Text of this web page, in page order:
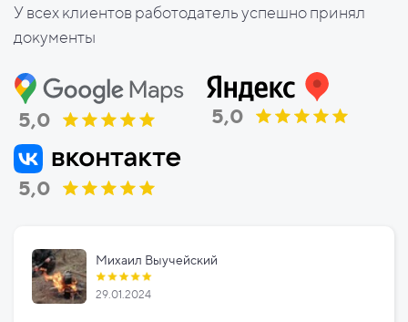
У всех клиентов работодатель успешно принял
документы
5,0 5,0
5,0
Михаил Выучейский
29.01.2024